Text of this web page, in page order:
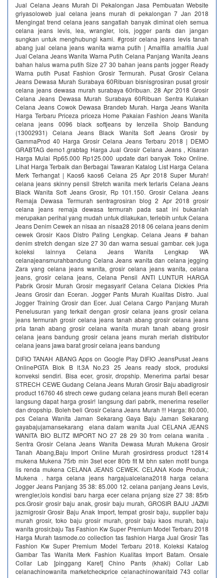
Jual Celana Jeans Murah Di Pekalongan Jasa Pembuatan Website
griyasoloweb jual celana jeans murah di pekalongan 7 Jan 2018
Mengingat trend celana jeans sangatlah banyak diminat oleh semua
celana jeans levis, lea, wrangler, lois, jogger pants dan jangan
sungkan untuk menghubungi kami. #grosir celana jeans levis tanah
abang jual celana jeans wanita warna putih | Amalfila amalfila Jual
Jual Celana Jeans Wanita Warna Putih Celana Panjang Wanita Jeans
bahan halus warna putih Size 27 30 bahan jeans pants jogger Ready
Warna putih Pusat Fashion Grosir Termurah. Pusat Grosir Celana
Jeans Dewasa Murah Surabaya 60Ribuan bisnisgrosiran pusat grosir
celana jeans dewasa murah surabaya 60ribuan. 28 Apr 2018 Grosir
Celana Jeans Dewasa Murah Surabaya 60Ribuan Sentra Kulakan
Celana Jeans Cowok Dewasa Brandeb Murah. Harga Jeans Wanita
Harga Terbaru Priceza priceza Home Pakaian Fashion Jeans Wanita
celana jeans 0096 black softjeans by Ienzeila Shoip Bandung
(13002931) Celana Jeans Black Wanita Soft Jeans Grosir by
GammaProd 40 Harga Grosir Celana Jeans Terbaru 2018 | DEMO
GRABTAG demo1.grabtag Harga Jual Grosir Celana Jeans , Kisaran
Harga Mulai Rp65.000 Rp125.000 update dari banyak Toko Online.
Lihat Harga Terbaik dan Berbagai Tawaran Katalog List Harga Celana
Merk Terhangat | Kaos6 kaos6 Celana 25 Apr 2018 Super Murah!
celana jeans skinny pensil Stretch wanita merk terlaris Celana Jeans
Black Wanita Soft Jeans Grosir, Rp 101.150. Grosir Celana Jeans
Remaja Dewasa Termurah sentragrosiran blog 2 Apr 2018 grosir
celana jeans remaja dewasa termurah pada saat ini bukanlah
merupakan perihal yang mudah untuk dilakukan, terlebih untuk Celana
Jeans Denim Cewek an nisaa an nisaa28 2018 06 celana jeans denim
cewek Grosir Kaos Distro Paling Lengkap. Celana Jeans # bahan
denim stretch dengan size 27 30 dan warna sesuai gambar. cek juga
koleksi lainnya Celana Jeans Wanita Lengkap WA
celanajeansmurahbandung Celana Jeans wanita dan celana jegging
Zara yang celana jeans wanita, grosir celana jeans wanita, celana
jeans, grosir celana jeans, Celana Pensil ANTI LUNTUR HARGA
Pabrik Grosir Murah Grosir megasyarif Celana Celana Dickies Pria
Jeans Grosir dan Eceran. Jogger Pants Murah Kualitas Distro. Jual
Jogger Training Grosir dan Ecer. Jual Celana Cargo Panjang Murah
Penelusuran yang terkait dengan grosir celana jeans grosir celana
jeans termurah grosir celana jeans tanah abang grosir celana jeans
pria tanah abang grosir celana wanita murah tanah abang grosir
celana jeans bandung grosir celana jeans murah meriah distributor
celana jeans jawa barat grosir celana jeans bandung
DIFIO TANAH ABANG Apps on Google Play DIFIO JeansPusat Jeans
OnlinePGTA Blok B lt.3A No.23 25 Jeans ready stock, produksi
konveksi sendiri. Bisa ecer, grosir, dropship. Menerima partai besar
STRECH CEWE Gudang Celana Jeans Murah Grosir Baju abadigrosir
product 16760 46 strech cewe gudang celana jeans murah Beli eceran
langsung dapat harga grosir! langsung dari pabrik, menerima reseller
dan dropship. Boleh beli Grosir Celana Jeans Murah !!! Harga: 80.000,
pcs Celana Wanita Jaman Sekarang Gaya Baju Jaman Sekarang
gayabajujamansekarang elana dalam wanita Jual CELANA JEANS
WANITA BIO BLITZ IMPORT NO 27 28 29 30 from celana wanita .
Sentra Grosir Celana Jeans Wanita Dewasa Murah Mukena Grosir
Tanah Abang,Baju Import Online Murah grosirdress product 12814
mukena Mukena 75rb min 3set ecer 80rb fit M bhn saten motif bunga
lis renda mukena CELANA JEANS CEWEK. CELANA Kode Produk,:
Mukena . harga celana jeans hargajualcelana2018 harga celana
Jogger Jeans Panjang 35 38: 85.000 12. celana panjang Jeans Levis,
wrengler,lois kondisi baru harga ecer celana pnjang size 27 38: 85rb
pcs.Grosir grosir baju anak, grosir baju murah, GROSIR BAJU JAZMI
jazmigrosir Grosir Baju Anak Import, tempat grosir baju, supplier baju
murah grosir, toko baju grosir murah, grosir baju kaos murah, baju
wanita grosir,baju Tas Fashion Kw Super Premium Model Terbaru 2018
Harga Murah tasmode.co collection tas fashion Harga Jual Grosir Tas
Fashion Kw Super Premium Model Terbaru 2018. Koleksi Katalog
Gambar Tas Wanita Merk Fashion Kualitas Import Batam. Onsale
Collar Lab [pinggang Karet] Chino Pants (khaki) Collar Lab
celanachinowanita marketcheckprice celanachinowanitaid 743 collar